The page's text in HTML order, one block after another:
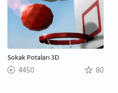
Sokak Potaları 3D
4450 80